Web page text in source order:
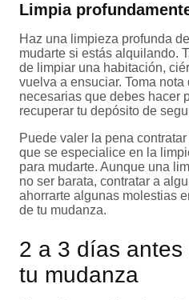
Limpia
Haz una limpieza profunda
mudarte si estás alquilando.
de limpiar una habitación,
vuelva a ensuciar. Toma
necesarias que debes hacer
recuperar tu depósito de
Puede valer la pena
que se especialice en la
para mudarte. Aunque una
no ser barata, contratar a
ahorrarte algunas molestias
de tu mudanza.
2 a 3 días
tu mudanza